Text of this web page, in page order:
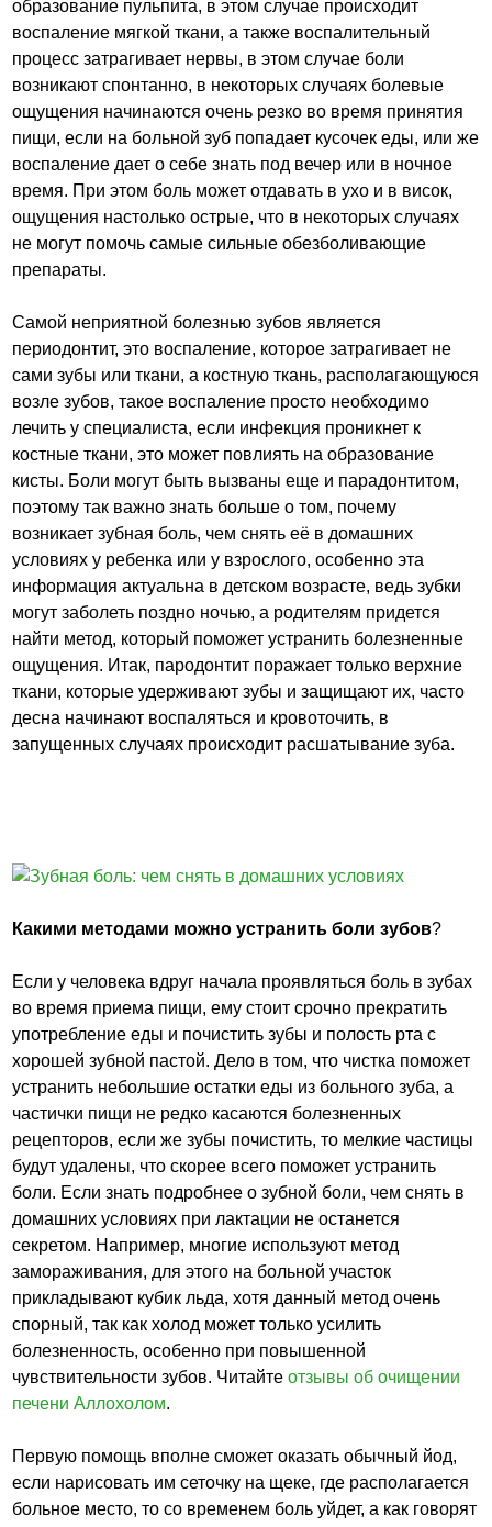
образование пульпита, в этом случае происходит
воспаление мягкой ткани, а также воспалительный
процесс затрагивает нервы, в этом случае боли
возникают спонтанно, в некоторых случаях болевые
ощущения начинаются очень резко во время принятия
пищи, если на больной зуб попадает кусочек еды, или же
воспаление дает о себе знать под вечер или в ночное
время. При этом боль может отдавать в ухо и в висок,
ощущения настолько острые, что в некоторых случаях
не могут помочь самые сильные обезболивающие
препараты.
Самой неприятной болезнью зубов является
периодонтит, это воспаление, которое затрагивает не
сами зубы или ткани, а костную ткань, располагающуюся
возле зубов, такое воспаление просто необходимо
лечить у специалиста, если инфекция проникнет к
костные ткани, это может повлиять на образование
кисты. Боли могут быть вызваны еще и парадонтитом,
поэтому так важно знать больше о том, почему
возникает зубная боль, чем снять её в домашних
условиях у ребенка или у взрослого, особенно эта
информация актуальна в детском возрасте, ведь зубки
могут заболеть поздно ночью, а родителям придется
найти метод, который поможет устранить болезненные
ощущения. Итак, пародонтит поражает только верхние
ткани, которые удерживают зубы и защищают их, часто
десна начинают воспаляться и кровоточить, в
запущенных случаях происходит расшатывание зуба.
Какими методами можно устранить боли зубов?
Если у человека вдруг начала проявляться боль в зубах
во время приема пищи, ему стоит срочно прекратить
употребление еды и почистить зубы и полость рта с
хорошей зубной пастой. Дело в том, что чистка поможет
устранить небольшие остатки еды из больного зуба, а
частички пищи не редко касаются болезненных
рецепторов, если же зубы почистить, то мелкие частицы
будут удалены, что скорее всего поможет устранить
боли. Если знать подробнее о зубной боли, чем снять в
домашних условиях при лактации не останется
секретом. Например, многие используют метод
замораживания, для этого на больной участок
прикладывают кубик льда, хотя данный метод очень
спорный, так как холод может только усилить
болезненность, особенно при повышенной
чувствительности зубов. Читайтеотзывы об очищении
печени Аллохолом.
Первую помощь вполне сможет оказать обычный йод,
если нарисовать им сеточку на щеке, где располагается
больное место, то со временем боль уйдет, а как говорят